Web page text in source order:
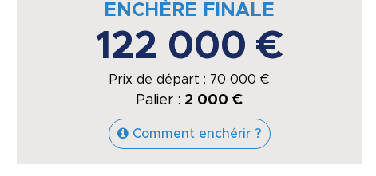
ENCHÈRE FINALE
122 000 €
Prix de départ : 70 000 €
Palier : 2 000 €
Comment enchérir ?